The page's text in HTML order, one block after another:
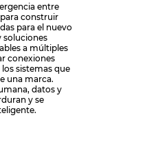
entre
construir
para el nuevo
soluciones
a múltiples
conexiones
sistemas que
una marca.
datos y
y se